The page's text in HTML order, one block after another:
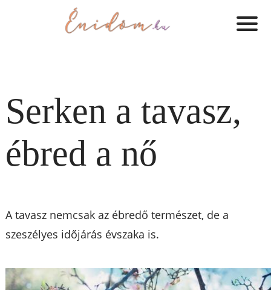
Serken a tavasz,
ébred a nő
A tavasz nemcsak az ébredő természet, de a
szeszélyes időjárás évszaka is.